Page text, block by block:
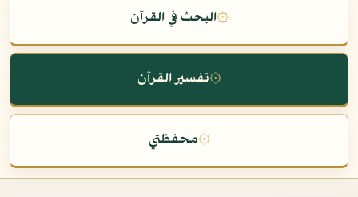
۞البحث في القرآن
۞تفسير القرآن
۞محفظتي